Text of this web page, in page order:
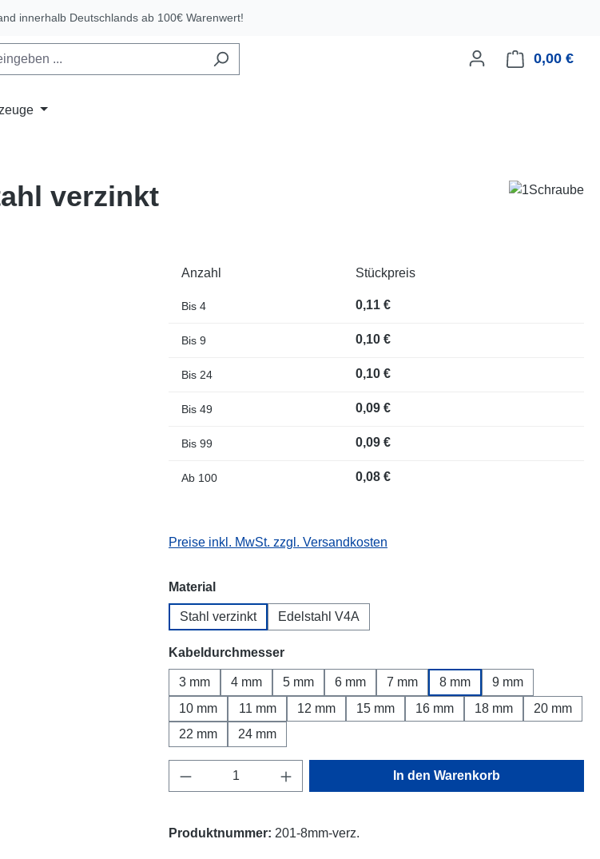
innerhalb Deutschlands ab 100€ Warenwert!
0,00 €
verzinkt
Anzahl Stückpreis
Bis 4 0,11 €
Bis 9 0,10 €
Bis 24 0,10 €
Bis 49 0,09 €
Bis 99 0,09 €
Ab 100 0,08 €
Preise inkl. MwSt. zzgl. Versandkosten
Materialauswählen
Stahl verzinkt Edelstahl V4A
Kabeldurchmesserauswählen
3 mm 4 mm 5 mm 6 mm 7 mm 8 mm
9 mm
10 mm
11 mm 12 mm 15 mm 16 mm 18 mm
20 mm
22 mm
24 mm
Produkt Anzahl: Gib den gewünschten Wert ein
In den Warenkorb
Produktnummer: 201-8mm-verz.